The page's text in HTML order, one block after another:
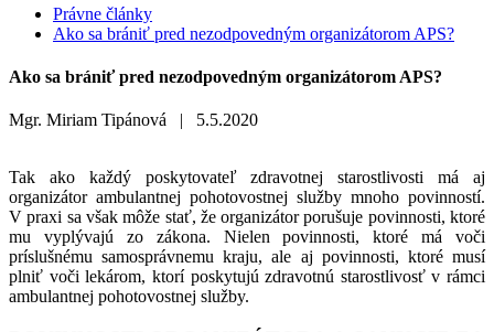
Právne články
Ako sa brániť pred nezodpovedným organizátorom APS?
Ako sa brániť pred nezodpovedným organizátorom APS?
Mgr. Miriam Tipánová | 5.5.2020
Tak ako každý poskytovateľ zdravotnej starostlivosti má aj
organizátor ambulantnej pohotovostnej služby mnoho povinností.
V praxi sa však môže stať, že organizátor porušuje povinnosti, ktoré
mu vyplývajú zo zákona. Nielen povinnosti, ktoré má voči
príslušnému samosprávnemu kraju, ale aj povinnosti, ktoré musí
plniť voči lekárom, ktorí poskytujú zdravotnú starostlivosť v rámci
ambulantnej pohotovostnej služby.